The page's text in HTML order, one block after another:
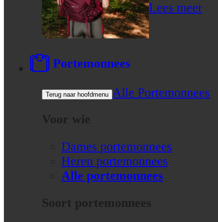
Lees meer
Portemonnees
Terug naar hoofdmenu Alle Portemonnees
Voor wie
Dames portemonnees
Heren portemonnees
Alle portemonnees
Soort portemonnees